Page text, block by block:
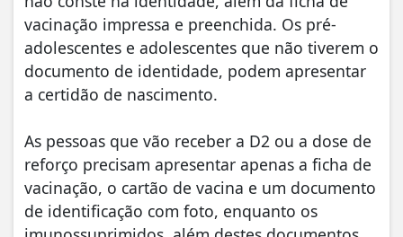
vacinação impressa e preenchida. Os pré-
adolescentes e adolescentes que não tiverem o
documento de identidade, podem apresentar
a certidão de nascimento.
As pessoas que vão receber a D2 ou a dose de
reforço precisam apresentar apenas a ficha de
vacinação, o cartão de vacina e um documento
de identificação com foto, enquanto os